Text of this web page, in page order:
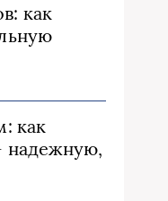
как
как
надежную,